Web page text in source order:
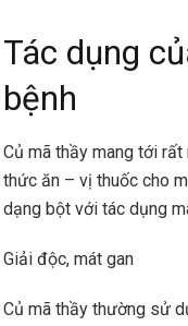
Tác dụng
bệnh
Củ mã thầy mang tới
thức ăn – vị thuốc cho
dạng bột với tác dụng
Giải độc, mát gan
Củ mã thầy thường sử